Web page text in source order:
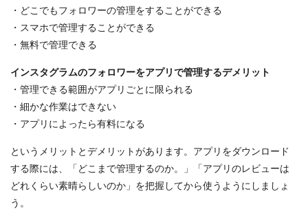
・どこでもフォロワーの管理をすることができる
・スマホで管理することができる
・無料で管理できる
インスタグラムのフォロワーをアプリで管理するデメリット
・管理できる範囲がアプリごとに限られる
・細かな作業はできない
・アプリによったら有料になる
というメリットとデメリットがあります。アプリをダウンロード
する際には、「どこまで管理するのか。」「アプリのレビューは
どれくらい素晴らしいのか」を把握してから使うようにしましょ
う。